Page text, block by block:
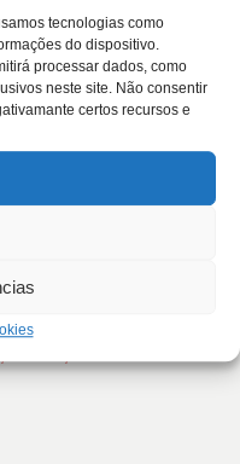
tecnologias como
do dispositivo.
processar dados, como
neste site. Não consentir
certos recursos e
Negócios
1, 2017
Nacional